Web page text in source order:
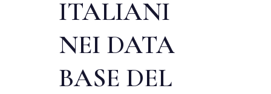
ITALIANI
NEI DATA
BASE DEL